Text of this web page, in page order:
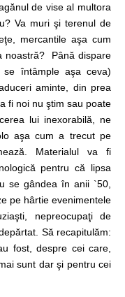
de vise al multora
Va muri şi terenul de
mercantile aşa cum
noastră? Până dispare
întâmple aşa ceva)
aminte, din prea
fi noi nu ştim sau poate
lui inexorabilă, ne
aşa cum a trecut pe
Materialul va fi
pentru că lipsa
se gândea în anii `50,
pe hârtie evenimentele
nepreocupaţi de
Să recapitulăm:
fost, despre cei care,
sunt dar şi pentru cei